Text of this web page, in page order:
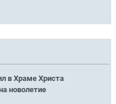
в Храме Христа
новолетие